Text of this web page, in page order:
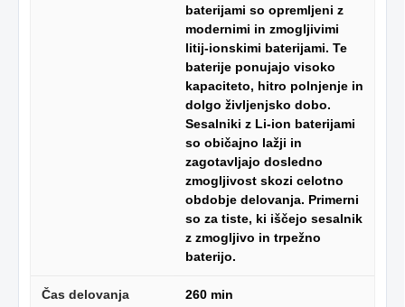
baterijami so opremljeni z
modernimi in zmogljivimi
litij-ionskimi baterijami. Te
baterije ponujajo visoko
kapaciteto, hitro polnjenje in
dolgo življenjsko dobo.
Sesalniki z Li-ion baterijami
so običajno lažji in
zagotavljajo dosledno
zmogljivost skozi celotno
obdobje delovanja. Primerni
so za tiste, ki iščejo sesalnik
z zmogljivo in trpežno
baterijo.
Čas delovanja 260 min